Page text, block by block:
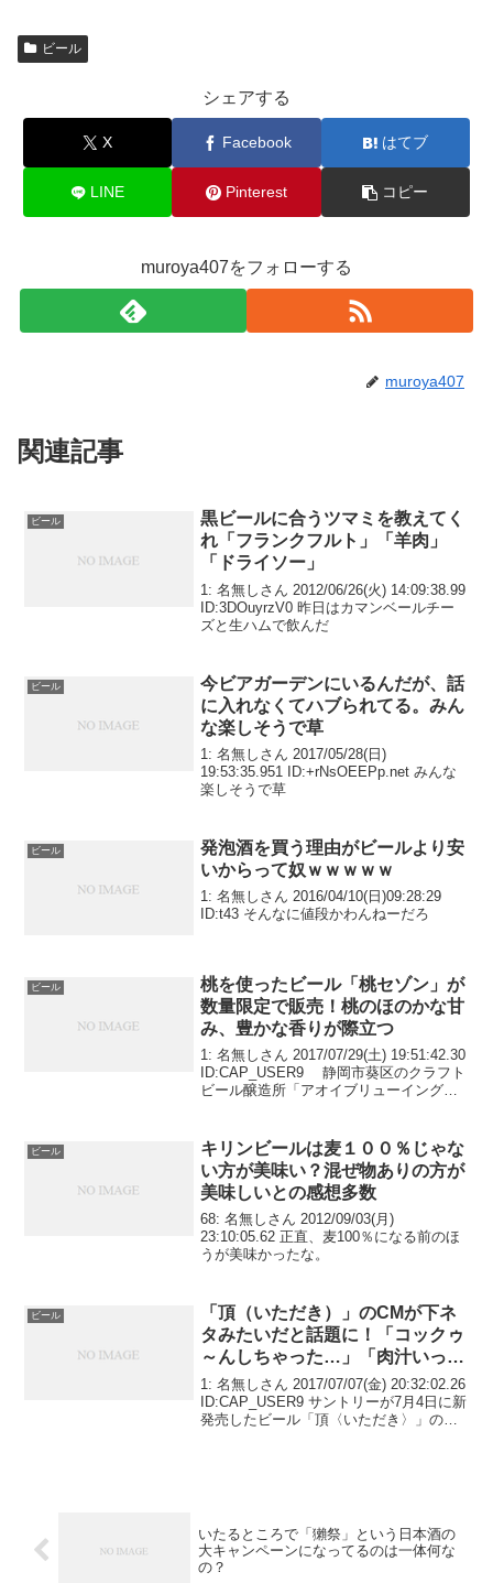
er
o
e
ビール
シェアする
X Facebook はてブ
LINE Pinterest コピー
muroya407をフォローする
muroya407
関連記事
ビール
黒ビールに合うツマミを教えてく
れ「フランクフルト」「羊肉」
「ドライソー」
1: 名無しさん 2012/06/26(火) 14:09:38.99
ID:3DOuyrzV0 昨日はカマンベールチー
ズと生ハムで飲んだ
ビール
今ビアガーデンにいるんだが、話
に入れなくてハブられてる。みん
な楽しそうで草
1: 名無しさん 2017/05/28(日)
19:53:35.951 ID:+rNsOEEPp.net みんな
楽しそうで草
ビール
発泡酒を買う理由がビールより安
いからって奴ｗｗｗｗｗ
1: 名無しさん 2016/04/10(日)09:28:29
ID:t43 そんなに値段かわんねーだろ
ビール
桃を使ったビール「桃セゾン」が
数量限定で販売！桃のほのかな甘
み、豊かな香りが際立つ
1: 名無しさん 2017/07/29(土) 19:51:42.30
ID:CAP_USER9 静岡市葵区のクラフト
ビール醸造所「アオイブリューイング」
し、数量限定で販...
ビール
キリンビールは麦１００％じゃな
い方が美味い？混ぜ物ありの方が
美味しいとの感想多数
68: 名無しさん 2012/09/03(月)
23:10:05.62 正直、麦100％になる前のほ
うが美味かったな。
ビール
「頂（いただき）」のCMが下ネ
タみたいだと話題に！「コックゥ
～んしちゃった…」「肉汁いっぱ
い出ました」
1: 名無しさん 2017/07/07(金) 20:32:02.26
ID:CAP_USER9 サントリーが7月4日に新
発売したビール「頂〈いただき〉」の広
いたるところで「獺祭」という日本酒の
大キャンペーンになってるのは一体何な
の？